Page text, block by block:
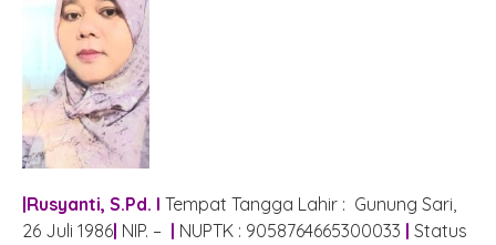
|Rusyanti, S.Pd. I Tempat Tangga Lahir : Gunung Sari,
26 Juli 1986| NIP. – | NUPTK : 9058764665300033 | Status